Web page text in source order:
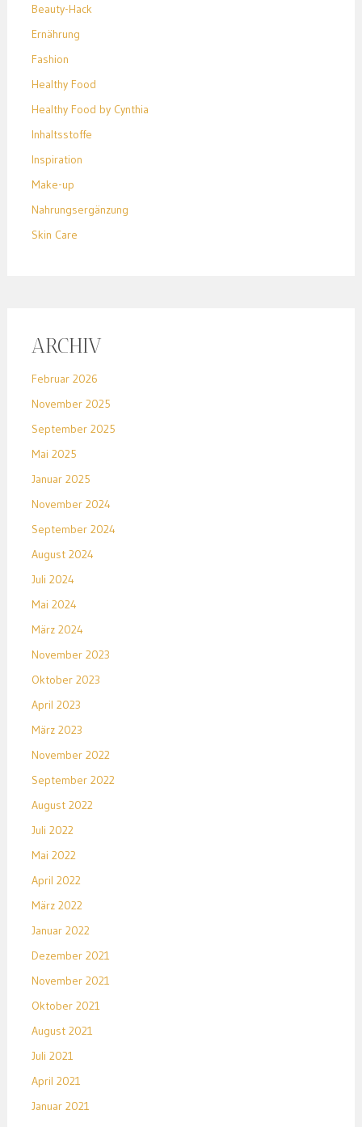
Beauty-Hack
Ernährung
Fashion
Healthy Food
Healthy Food by Cynthia
Inhaltsstoffe
Inspiration
Make-up
Nahrungsergänzung
Skin Care
ARCHIV
Februar 2026
November 2025
September 2025
Mai 2025
Januar 2025
November 2024
September 2024
August 2024
Juli 2024
Mai 2024
März 2024
November 2023
Oktober 2023
April 2023
März 2023
November 2022
September 2022
August 2022
Juli 2022
Mai 2022
April 2022
März 2022
Januar 2022
Dezember 2021
November 2021
Oktober 2021
August 2021
Juli 2021
April 2021
Januar 2021